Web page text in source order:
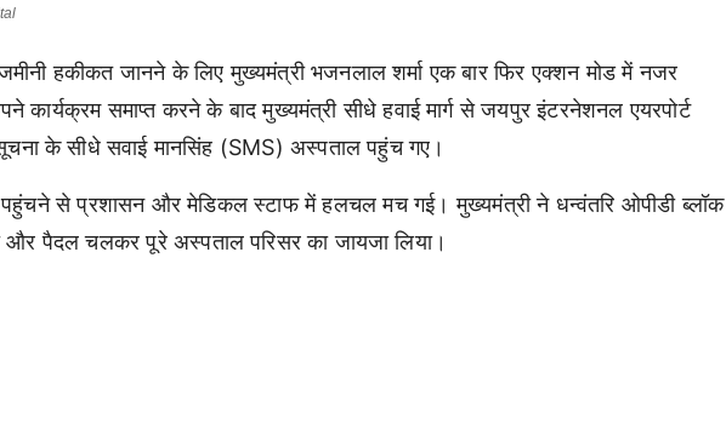
हकीकत जानने के लिए मुख्यमंत्री भजनलाल शर्मा एक बार फिर एक्शन मोड में नजर
कार्यक्रम समाप्त करने के बाद मुख्यमंत्री सीधे हवाई मार्ग से जयपुर इंटरनेशनल एयरपोर्ट
के सीधे सवाई मानसिंह (SMS) अस्पताल पहुंच गए।
से प्रशासन और मेडिकल स्टाफ में हलचल मच गई। मुख्यमंत्री ने धन्वंतरि ओपीडी ब्लॉक
पैदल चलकर पूरे अस्पताल परिसर का जायजा लिया।